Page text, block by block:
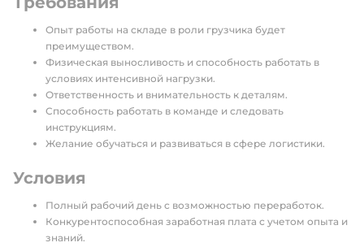
Опыт работы на складе в роли грузчика будет
преимуществом.
Физическая выносливость и способность работать в
условиях интенсивной нагрузки.
Ответственность и внимательность к деталям.
Способность работать в команде и следовать
инструкциям.
Желание обучаться и развиваться в сфере логистики.
Условия
Полный рабочий день с возможностью переработок.
Конкурентоспособная заработная плата с учетом опыта и
знаний.